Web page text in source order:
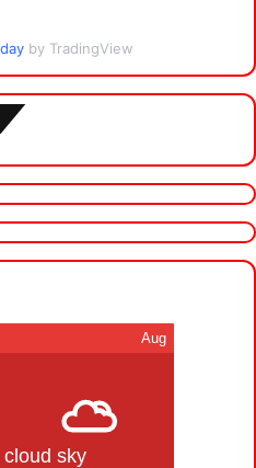
by TradingView
Aug
sky